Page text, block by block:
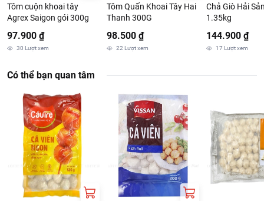
Tôm cuộn khoai tây
Agrex Saigon gói 300g
97.900 ₫
30 Lượt xem
Tôm Quấn Khoai Tây Hai
Thanh 300G
98.500 ₫
22 Lượt xem
Chả Giò Hải
1.35kg
144.900 ₫
17 Lượt xem
Có thể bạn quan tâm